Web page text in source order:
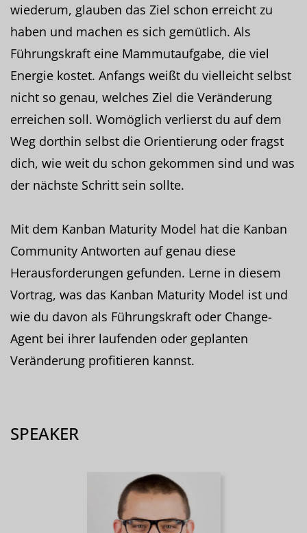
wiederum, glauben das Ziel schon erreicht zu
haben und machen es sich gemütlich. Als
Führungskraft eine Mammutaufgabe, die viel
Energie kostet. Anfangs weißt du vielleicht selbst
nicht so genau, welches Ziel die Veränderung
erreichen soll. Womöglich verlierst du auf dem
Weg dorthin selbst die Orientierung oder fragst
dich, wie weit du schon gekommen sind und was
der nächste Schritt sein sollte.
Mit dem Kanban Maturity Model hat die Kanban
Community Antworten auf genau diese
Herausforderungen gefunden. Lerne in diesem
Vortrag, was das Kanban Maturity Model ist und
wie du davon als Führungskraft oder Change-
Agent bei ihrer laufenden oder geplanten
Veränderung profitieren kannst.
SPEAKER